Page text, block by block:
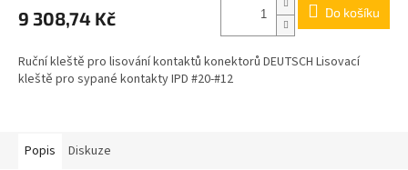
9 308,74 Kč Do košíku
Ruční kleště pro lisování kontaktů konektorů DEUTSCH Lisovací
kleště pro sypané kontakty IPD #20-#12
Popis Diskuze